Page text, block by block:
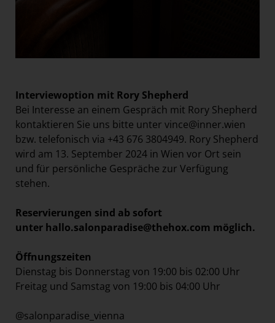
Interviewoption mit Rory Shepherd
Bei Interesse an einem Gespräch mit Rory Shepherd
kontaktieren Sie uns bitte unter vince@inner.wien
bzw. telefonisch via +43 676 3804949. Rory Shepherd
wird am 13. September 2024 in Wien vor Ort sein
und für persönliche Gespräche zur Verfügung
stehen.
Reservierungen sind ab sofort
unter hallo.salonparadise@thehox.com möglich.
Öffnungszeiten
Dienstag bis Donnerstag von 19:00 bis 02:00 Uhr
Freitag und Samstag von 19:00 bis 04:00 Uhr
@salonparadise_vienna